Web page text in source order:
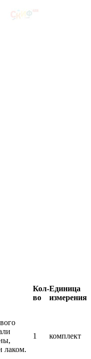
Кол-
во
Единица
измерения
лаком.
1 комплект